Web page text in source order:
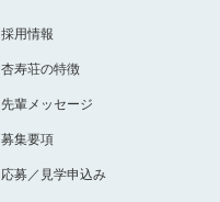
採用情報
杏寿荘の特徴
先輩メッセージ
募集要項
応募／見学申込み